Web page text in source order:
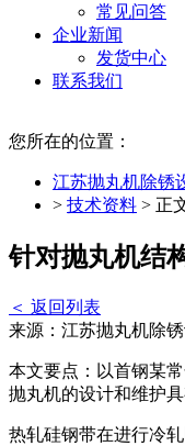
常见问答
企业新闻
发货中心
联系我们
您所在的位置：
江苏抛丸机除锈
> 技术资料 > 正
针对抛丸机结
＜ 返回列表
来源：江苏抛丸机除
本文要点：以首钢某
抛丸机的设计和维护
热轧硅钢带在进行冷